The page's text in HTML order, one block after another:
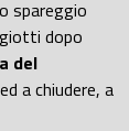
spareggio
dopo
del
a chiudere, a